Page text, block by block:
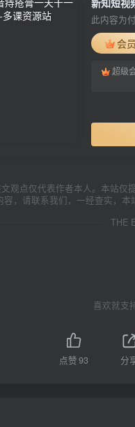
此内容为
会
超级
观点仅代表作者本人。本站
，请联系我们，一经查实，本
THE
喜欢就支
点赞93 分